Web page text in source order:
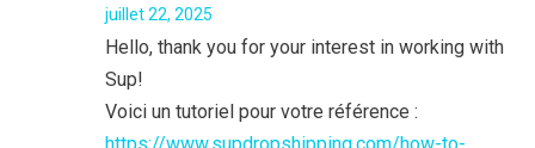
juillet 22, 2025
Hello, thank you for your interest in working with
Sup!
Voici un tutoriel pour votre référence :